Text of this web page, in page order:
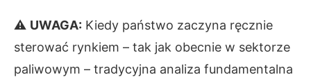
⚠ UWAGA: Kiedy państwo zaczyna ręcznie
sterować rynkiem – tak jak obecnie w sektorze
paliwowym – tradycyjna analiza fundamentalna